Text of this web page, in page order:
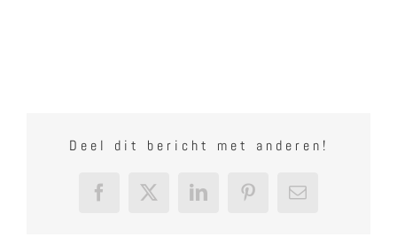
Deel dit bericht met anderen!
Facebook
X LinkedInPinterest
E-